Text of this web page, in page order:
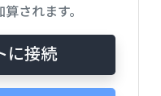
されます。
に接続